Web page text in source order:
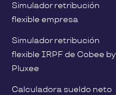
Simulador retribución
flexible empresa
Simulador retribución
flexible IRPF de Cobee by
Pluxee
Calculadora sueldo neto